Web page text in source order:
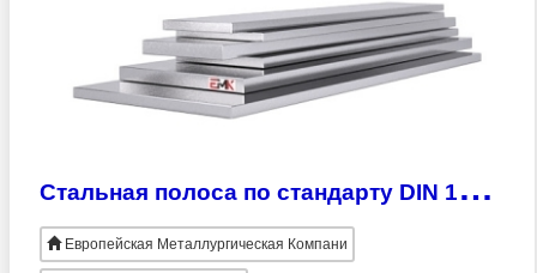
С
тальная полоса по стандарту DIN 17210
Европейская Металлургическая Компани